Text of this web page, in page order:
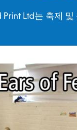
Print Ltd는 축제